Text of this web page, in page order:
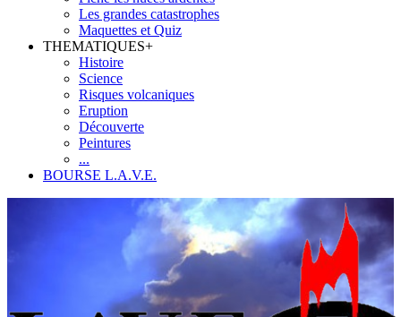
Les grandes catastrophes
Maquettes et Quiz
THEMATIQUES+
Histoire
Science
Risques volcaniques
Eruption
Découverte
Peintures
...
BOURSE L.A.V.E.